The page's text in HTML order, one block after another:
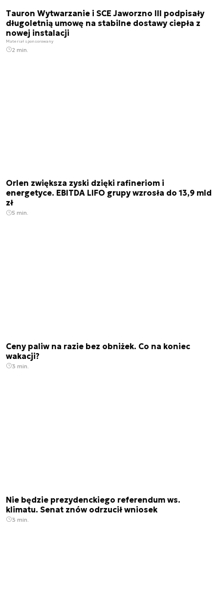
Tauron Wytwarzanie i SCE Jaworzno III podpisały
długoletnią umowę na stabilne dostawy ciepła z
nowej instalacji
Materiał sponsorowany
2 min.
Orlen zwiększa zyski dzięki rafineriom i
energetyce. EBITDA LIFO grupy wzrosła do 13,9 mld
zł
5 min.
Ceny paliw na razie bez obniżek. Co na koniec
wakacji?
3 min.
Nie będzie prezydenckiego referendum ws.
klimatu. Senat znów odrzucił wniosek
3 min.